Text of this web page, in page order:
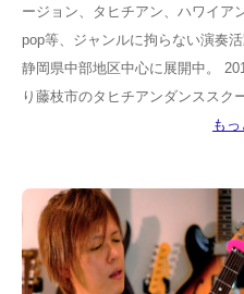
ージョン、タヒチアン、ハワイア
pop等、ジャンルに拘らない演奏
静岡県中部地区中心に展開中。
り藤枝市のタヒチアンダンススク
も